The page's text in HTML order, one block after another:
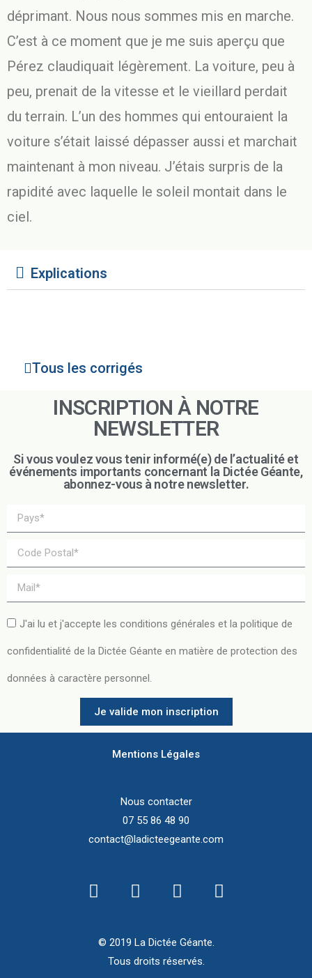
déprimant. Nous nous sommes mis en marche.
C’est à ce moment que je me suis aperçu que
Pérez claudiquait légèrement. La voiture, peu à
peu, prenait de la vitesse et le vieillard perdait
du terrain. L’un des hommes qui entouraient la
voiture s’était laissé dépasser aussi et marchait
maintenant à mon niveau. J’étais surpris de la
rapidité avec laquelle le soleil montait dans le
ciel.
Explications
Tous les corrigés
INSCRIPTION À NOTRE
NEWSLETTER
Si vous voulez vous tenir informé(e) de l’actualité et
événements importants concernant la Dictée Géante,
abonnez-vous à notre newsletter.
J'ai lu et j'accepte les conditions générales et la politique de
confidentialité de la Dictée Géante en matière de protection des
données à caractère personnel.
Je valide mon inscription
Mentions Légales
Nous contacter
07 55 86 48 90
contact@ladicteegeante.com
© 2019 La Dictée Géante.
Tous droits réservés.